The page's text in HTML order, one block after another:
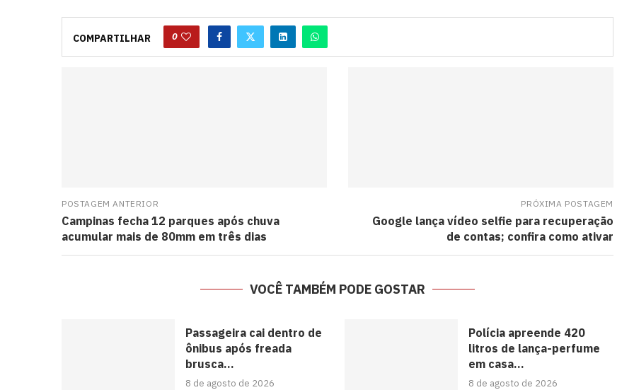
COMPARTILHAR 0
POSTAGEM ANTERIOR
Campinas fecha 12 parques após chuva
acumular mais de 80mm em três dias
PRÓXIMA POSTAGEM
Google lança vídeo selfie para recuperação
de contas; confira como ativar
VOCÊ TAMBÉM PODE GOSTAR
Passageira cai dentro de
ônibus após freada
brusca...
8 de agosto de 2026
Polícia apreende 420
litros de lança-perfume
em casa...
8 de agosto de 2026